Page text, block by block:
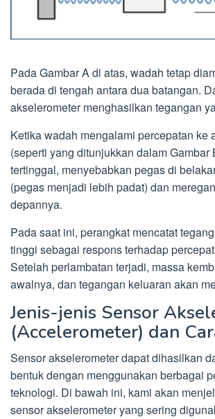
Pada Gambar A di atas, wadah tetap
berada di tengah antara dua batangan.
akselerometer menghasilkan tegangan
Ketika wadah mengalami percepatan ke
(seperti yang ditunjukkan dalam Gambar
tertinggal, menyebabkan pegas di
(pegas menjadi lebih padat) dan
depannya.
Pada saat ini, perangkat mencatat
tinggi sebagai respons terhadap
Setelah perlambatan terjadi, massa
awalnya, dan tegangan keluaran akan
Jenis-jenis Sensor
(Accelerometer) dan
Sensor akselerometer dapat dihasilkan
bentuk dengan menggunakan berbagai
teknologi. Di bawah ini, kami akan
sensor akselerometer yang sering